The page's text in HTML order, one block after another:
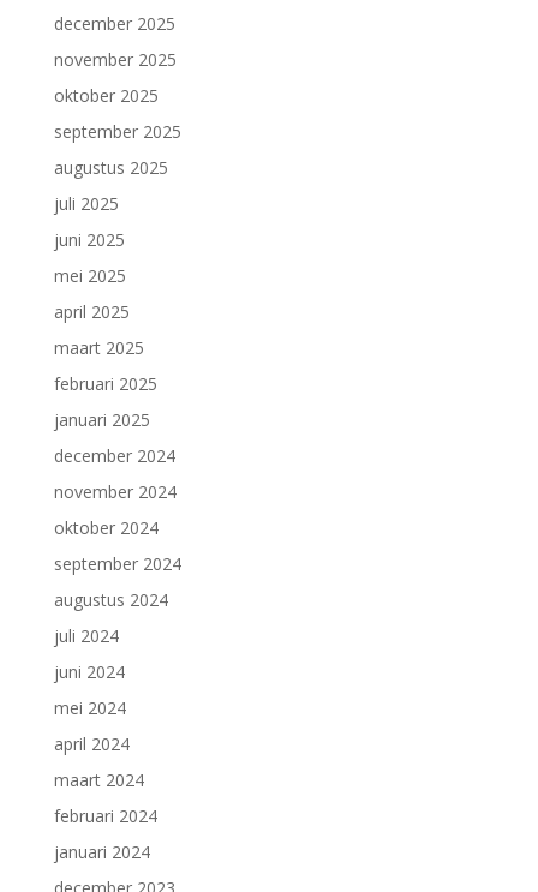
december 2025
november 2025
oktober 2025
september 2025
augustus 2025
juli 2025
juni 2025
mei 2025
april 2025
maart 2025
februari 2025
januari 2025
december 2024
november 2024
oktober 2024
september 2024
augustus 2024
juli 2024
juni 2024
mei 2024
april 2024
maart 2024
februari 2024
januari 2024